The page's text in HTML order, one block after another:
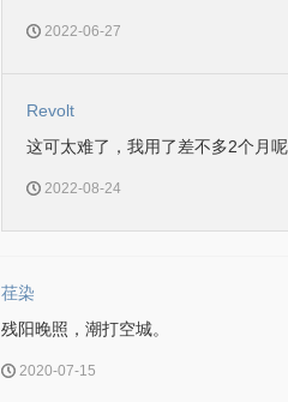
2022-06-27
Revolt
这可太难了，我用了差不多2个月呢
2022-08-24
荏染
残阳晚照，潮打空城。
2020-07-15